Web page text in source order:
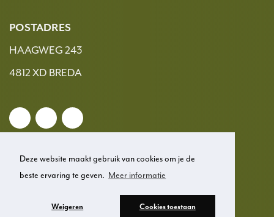
Deze website maakt gebruik van cookies om je de
beste ervaring te geven. Meer informatie
Weigeren Cookies toestaan
POSTADRES
HAAGWEG 243
4812 XD BREDA
© 2026 Dux Nova